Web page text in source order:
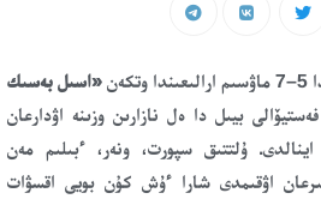
«اسىل بەسىك
بيىل دا ەل نازارىن وزىنە اۋدارعان
اينالدى. ۇلتتىق سپورت، ونەر، ءبىلىم مەن
اۋقىمدى شارا ءۇش كۇن بويى اقسۋات